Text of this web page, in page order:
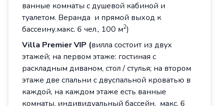
ванные комнаты с душевой кабиной и
туалетом. Веранда и прямой выход к
бассеину.макс. 6 чел., 100 м2)
Villa PremierVIP (вилла состоит из двух
этажей; на первом этаже: гостиная с
раскладным диваном, стол / стулья; на втором
этаже две спальни с двуспальной кроватью в
каждой, на каждом этаже есть ванные
комнаты, индивидуальный бассейн, макс. 6